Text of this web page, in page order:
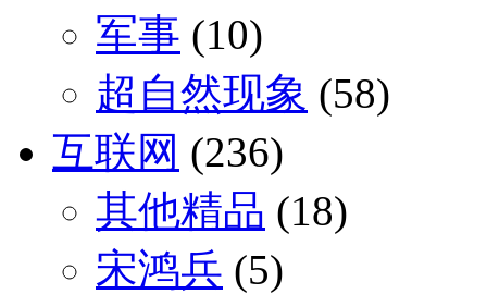
军事 (10)
超自然现象 (58)
互联网 (236)
其他精品 (18)
宋鸿兵 (5)